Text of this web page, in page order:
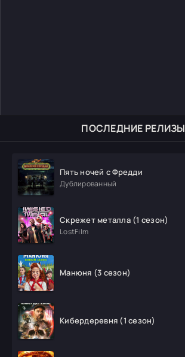
ПОСЛЕДНИЕ РЕЛИЗЫ
Пять ночей с Фредди
Дублированный
Скрежет металла (1 сезон)
LostFilm
Манюня (3 сезон)
Кибердеревня (1 сезон)